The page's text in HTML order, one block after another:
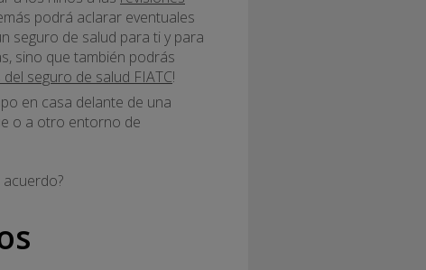
podrá aclarar eventuales
seguro de salud para ti y para
sino que también podrás
seguro de salud FIATC!
en casa delante de una
o a otro entorno de